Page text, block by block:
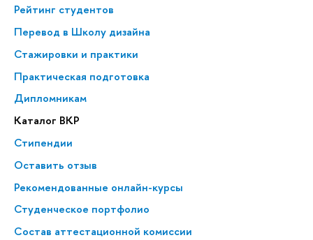
Рейтинг студентов
Перевод в Школу дизайна
Стажировки и практики
Практическая подготовка
Дипломникам
Каталог ВКР
Стипендии
Оставить отзыв
Рекомендованные онлайн-курсы
Студенческое портфолио
Состав аттестационной комиссии